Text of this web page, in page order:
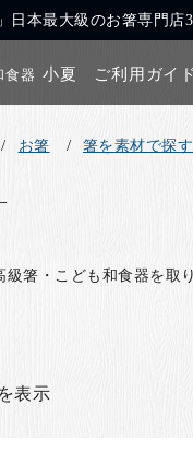
日本最大級のお箸専門店
食器 小夏 ご利用ガイド
お箸 箸を素材で探す
箸・こども和食器を取
表示